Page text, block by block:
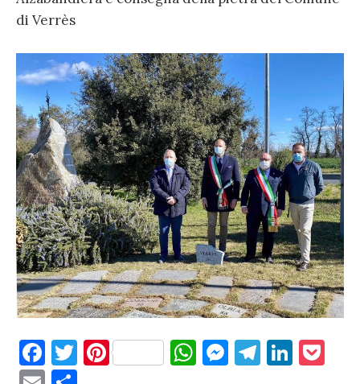
di Verrès
F T Pi W M T Li